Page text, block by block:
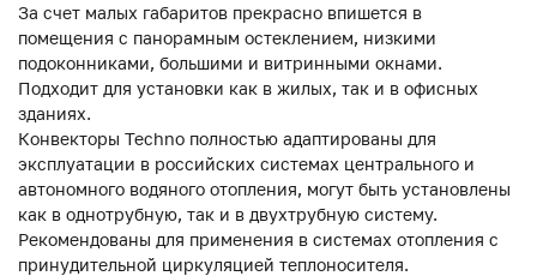
За счет малых габаритов прекрасно впишется в
помещения с панорамным остеклением, низкими
подоконниками, большими и витринными окнами.
Подходит для установки как в жилых, так и в офисных
зданиях.
Конвекторы Techno полностью адаптированы для
эксплуатации в российских системах центрального и
автономного водяного отопления, могут быть установлены
как в однотрубную, так и в двухтрубную систему.
Рекомендованы для применения в системах отопления с
принудительной циркуляцией теплоносителя.